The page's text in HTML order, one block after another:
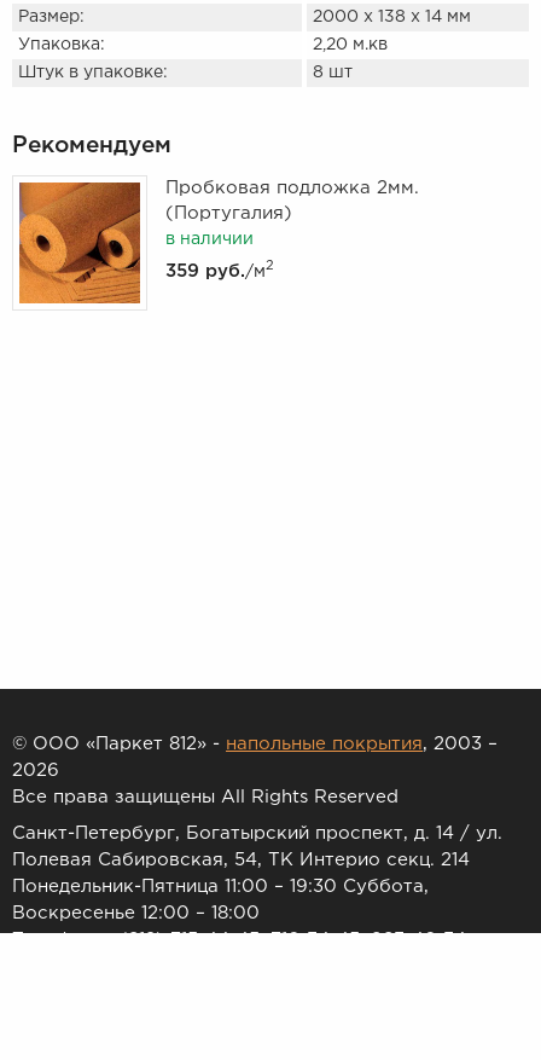
Размер:
2000 х 138 х 14 мм
Упаковка:
2,20 м.кв
Штук в упаковке:
8 шт
Рекомендуем
Пробковая подложка 2мм.
(Португалия)
в наличии
359 руб./м2
© ООО «Паркет 812» - напольные покрытия, 2003 –
2026
Все права защищены All Rights Reserved
Санкт-Петербург, Богатырский проспект, д. 14 / ул.
Полевая Сабировская, 54, ТК Интерио секц. 214
Понедельник-Пятница 11:00 – 19:30 Суббота,
Воскресенье 12:00 – 18:00